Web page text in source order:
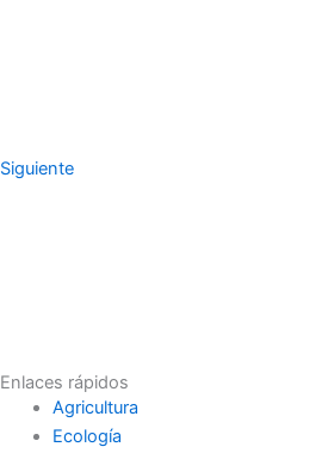
Siguiente
Enlaces rápidos
Agricultura
Ecología